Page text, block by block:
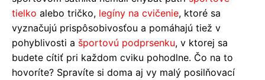
tielko alebo tričko, legíny na cvičenie, ktoré sa
vyznačujú prispôsobivosťou a pomáhajú tiež v
pohyblivosti a športovú podprsenku, v ktorej sa
budete cítiť pri každom cviku pohodlne. Čo na to
hovoríte? Spravíte si doma aj vy malý posilňovací